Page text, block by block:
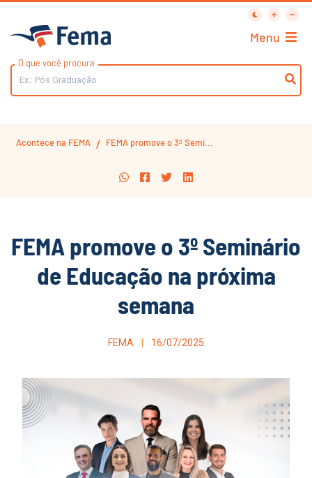
O que você procura
Menu
Acontece na FEMA / FEMA promove o 3º Semi...
FEMA promove o 3º Seminário
de Educação na próxima
semana
FEMA 16/07/2025